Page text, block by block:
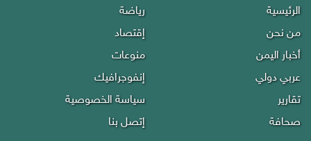
الرئيسية
من نحن
أخبار اليمن
عربي دولي
تقارير
صحافة
رياضة
إقتصاد
منوعات
إنفوجرافيك
سياسة الخصوصية
إتصل بنا